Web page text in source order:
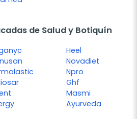
de Salud y Botiquín
Heel
Novadiet
Npro
Ghf
Masmi
Ayurveda